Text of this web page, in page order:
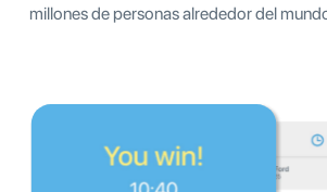
millones de personas alrededor del